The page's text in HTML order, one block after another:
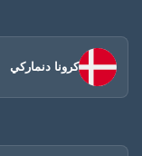
كرونا دنماركي